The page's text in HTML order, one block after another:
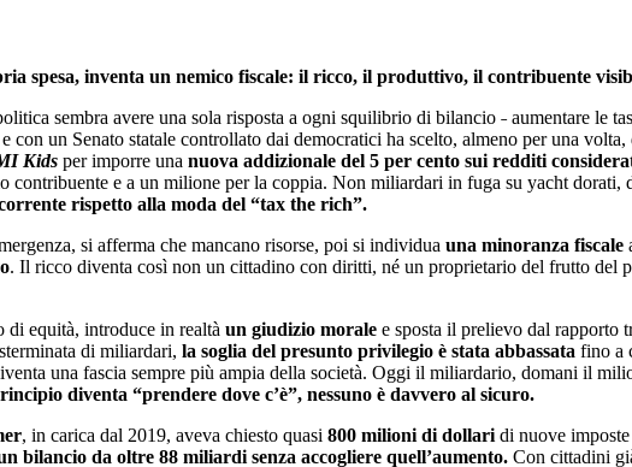
spesa, inventa un nemico fiscale: il ricco, il produttivo, il contribuente
sembra avere una sola risposta a ogni squilibrio di bilancio ˗ aumentare le
e con un Senato statale controllato dai democratici ha scelto, almeno per una
Kids per imporre una nuova addizionale del 5 per cento sui redditi
e a un milione per la coppia. Non miliardari in fuga su yacht dorati,
rispetto alla moda del “tax the rich”.
si afferma che mancano risorse, poi si individua una minoranza fiscale
. Il ricco diventa così non un cittadino con diritti, né un proprietario del frutto del
di equità, introduce in realtà un giudizio morale e sposta il prelievo dal rapporto
di miliardari, la soglia del presunto privilegio è stata abbassata fino a
una fascia sempre più ampia della società. Oggi il miliardario, domani il
diventa “prendere dove c’è”, nessuno è davvero al sicuro.
, in carica dal 2019, aveva chiesto quasi 800 milioni di dollari di nuove
bilancio da oltre 88 miliardi senza accogliere quell’aumento. Con cittadini